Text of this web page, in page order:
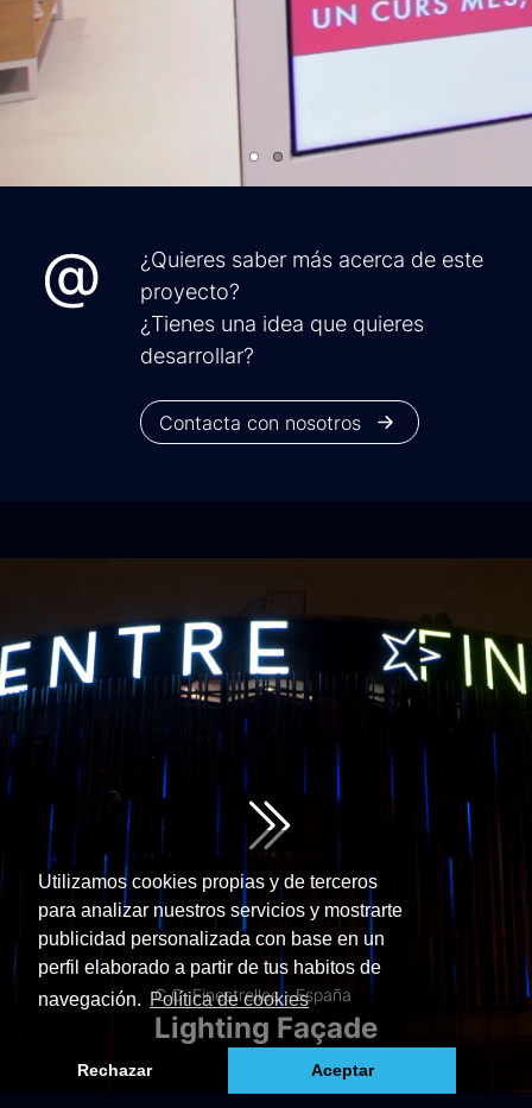
Utilizamos cookies propias y de terceros
para analizar nuestros servicios y mostrarte
publicidad personalizada con base en un
perfil elaborado a partir de tus habitos de
navegación. Política de cookies
Rechazar Aceptar
¿Quieres saber más acerca de este
proyecto?
¿Tienes una idea que quieres
desarrollar?
Contacta con nosotros
C.C. Finestrelles - España
Lighting Façade